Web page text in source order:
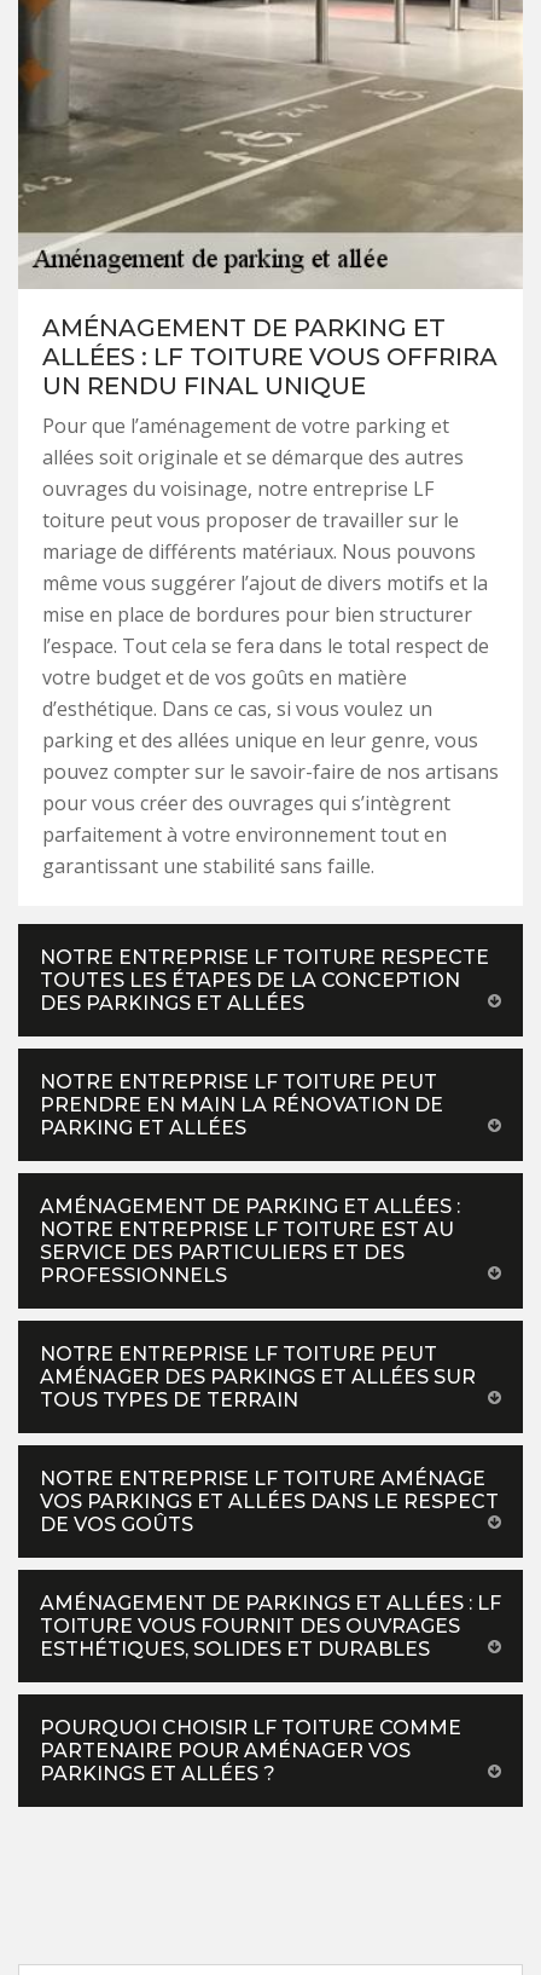
AMÉNAGEMENT DE PARKING ET
ALLÉES : LF TOITURE VOUS OFFRIRA
UN RENDU FINAL UNIQUE
Pour que l’aménagement de votre parking et
allées soit originale et se démarque des autres
ouvrages du voisinage, notre entreprise LF
toiture peut vous proposer de travailler sur le
mariage de différents matériaux. Nous pouvons
même vous suggérer l’ajout de divers motifs et la
mise en place de bordures pour bien structurer
l’espace. Tout cela se fera dans le total respect de
votre budget et de vos goûts en matière
d’esthétique. Dans ce cas, si vous voulez un
parking et des allées unique en leur genre, vous
pouvez compter sur le savoir-faire de nos artisans
pour vous créer des ouvrages qui s’intègrent
parfaitement à votre environnement tout en
garantissant une stabilité sans faille.
NOTRE ENTREPRISE LF TOITURE RESPECTE
TOUTES LES ÉTAPES DE LA CONCEPTION
DES PARKINGS ET ALLÉES
NOTRE ENTREPRISE LF TOITURE PEUT
PRENDRE EN MAIN LA RÉNOVATION DE
PARKING ET ALLÉES
AMÉNAGEMENT DE PARKING ET ALLÉES :
NOTRE ENTREPRISE LF TOITURE EST AU
SERVICE DES PARTICULIERS ET DES
PROFESSIONNELS
NOTRE ENTREPRISE LF TOITURE PEUT
AMÉNAGER DES PARKINGS ET ALLÉES SUR
TOUS TYPES DE TERRAIN
NOTRE ENTREPRISE LF TOITURE AMÉNAGE
VOS PARKINGS ET ALLÉES DANS LE RESPECT
DE VOS GOÛTS
AMÉNAGEMENT DE PARKINGS ET ALLÉES : LF
TOITURE VOUS FOURNIT DES OUVRAGES
ESTHÉTIQUES, SOLIDES ET DURABLES
POURQUOI CHOISIR LF TOITURE COMME
PARTENAIRE POUR AMÉNAGER VOS
PARKINGS ET ALLÉES ?